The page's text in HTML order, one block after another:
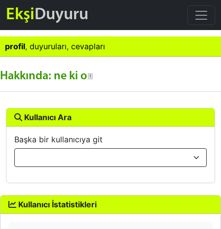
EkşiDuyuru
profil, duyuruları, cevapları
Hakkında: ne ki o
Kullanıcı Ara
Başka bir kullanıcıya git
Kullanıcı İstatistikleri